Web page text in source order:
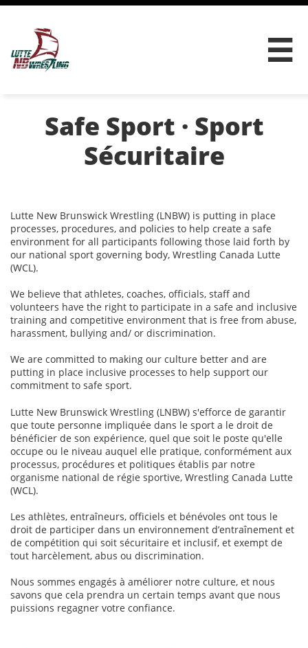

Safe Sport · Sport
Sécuritaire
Lutte New Brunswick Wrestling (LNBW) is putting in place
processes, procedures, and policies to help create a safe
environment for all participants following those laid forth by
our national sport governing body, Wrestling Canada Lutte
(WCL).
We believe that athletes, coaches, officials, staff and
volunteers have the right to participate in a safe and inclusive
training and competitive environment that is free from abuse,
harassment, bullying and/ or discrimination.
We are committed to making our culture better and are
putting in place inclusive processes to help support our
commitment to safe sport.
Lutte New Brunswick Wrestling (LNBW) s'efforce de garantir
que toute personne impliquée dans le sport a le droit de
bénéficier de son expérience, quel que soit le poste qu'elle
occupe ou le niveau auquel elle pratique, conformément aux
processus, procédures et politiques établis par notre
organisme national de régie sportive, Wrestling Canada Lutte
(WCL).
Les athlètes, entraîneurs, officiels et bénévoles ont tous le
droit de participer dans un environnement d’entraînement et
de compétition qui soit sécuritaire et inclusif, et exempt de
tout harcèlement, abus ou discrimination.
Nous sommes engagés à améliorer notre culture, et nous
savons que cela prendra un certain temps avant que nous
puissions regagner votre confiance.